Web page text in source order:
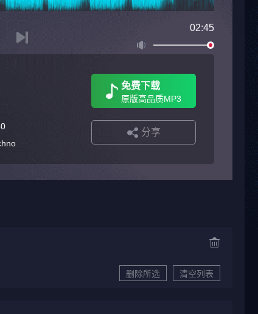
02:45
免费下载
原版高品质MP3
分享
删除所选 清空列表